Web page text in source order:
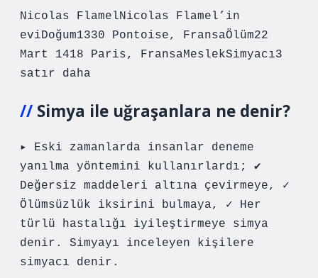
Nicolas FlamelNicolas Flamel’in
eviDoğum1330 Pontoise, FransaÖlüm22
Mart 1418 Paris, FransaMeslekSimyacı3
satır daha
Simya ile uğraşanlara ne denir?
▸ Eski zamanlarda insanlar deneme
yanılma yöntemini kullanırlardı; ✔
Değersiz maddeleri altına çevirmeye, ✓
Ölümsüzlük iksirini bulmaya, ✓ Her
türlü hastalığı iyileştirmeye simya
denir. Simyayı inceleyen kişilere
simyacı denir.